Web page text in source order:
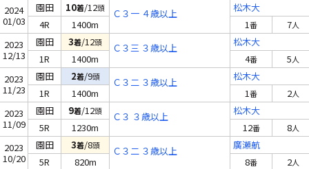
2024
01/03
園田 10着/12頭 Ｃ３一 ４歳以上
松木大
4R
1400m 1番 7人
2023
12/13
園田 3着/12頭 Ｃ３三 ３歳以上
松木大
1R
1400m 4番 5人
2023
11/23
園田 2着/9頭 Ｃ３二 ３歳以上
松木大
1R
1400m 1番 2人
2023
11/09
園田 9着/12頭 Ｃ３ ３歳以上
松木大
5R
1230m 12番 8人
2023
10/20
園田 3着/8頭 Ｃ３二 ３歳以上
廣瀬航
5R
820m 8番 2人